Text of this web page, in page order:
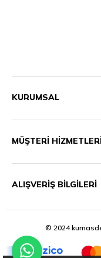
KURUMSAL
MÜŞTERİ
ALIŞVERİŞ BİLGİLERİ
© 2024